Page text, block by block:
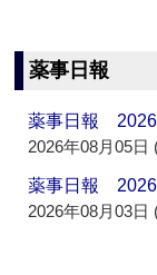
薬事日報
薬事日報
2026年08月05日
薬事日報
2026年08月03日